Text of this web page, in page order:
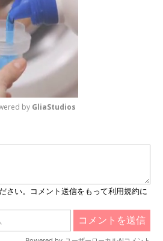
M
e
by GliaStudios